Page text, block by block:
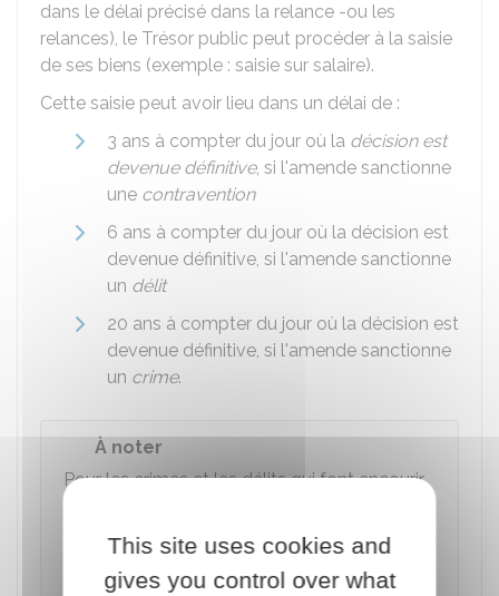
dans le délai précisé dans la relance -ou les
relances), le Trésor public peut procéder à la saisie
de ses biens (exemple : saisie sur salaire).
Cette saisie peut avoir lieu dans un délai de :
3 ans à compter du jour où la décision est
devenue définitive, si l'amende sanctionne
une contravention
6 ans à compter du jour où la décision est
devenue définitive, si l'amende sanctionne
un délit
20 ans à compter du jour où la décision est
devenue définitive, si l'amende sanctionne
un crime.
À noter
Pour les crimes et les délits qui font encourir
des peines
peut ordonner l'emprisonnement
de la personne condamnée à une peine
d'amende dès lors qu'elle refuse de la payer.
This site uses cookies and
gives you control over what